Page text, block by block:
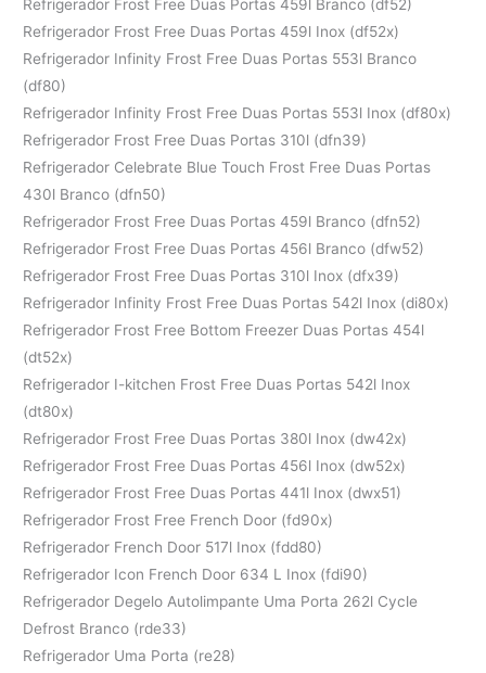
Refrigerador Frost Free Duas Portas 459l Branco (df52)
Refrigerador Frost Free Duas Portas 459l Inox (df52x)
Refrigerador Infinity Frost Free Duas Portas 553l Branco
(df80)
Refrigerador Infinity Frost Free Duas Portas 553l Inox (df80x)
Refrigerador Frost Free Duas Portas 310l (dfn39)
Refrigerador Celebrate Blue Touch Frost Free Duas Portas
430l Branco (dfn50)
Refrigerador Frost Free Duas Portas 459l Branco (dfn52)
Refrigerador Frost Free Duas Portas 456l Branco (dfw52)
Refrigerador Frost Free Duas Portas 310l Inox (dfx39)
Refrigerador Infinity Frost Free Duas Portas 542l Inox (di80x)
Refrigerador Frost Free Bottom Freezer Duas Portas 454l
(dt52x)
Refrigerador I-kitchen Frost Free Duas Portas 542l Inox
(dt80x)
Refrigerador Frost Free Duas Portas 380l Inox (dw42x)
Refrigerador Frost Free Duas Portas 456l Inox (dw52x)
Refrigerador Frost Free Duas Portas 441l Inox (dwx51)
Refrigerador Frost Free French Door (fd90x)
Refrigerador French Door 517l Inox (fdd80)
Refrigerador Icon French Door 634 L Inox (fdi90)
Refrigerador Degelo Autolimpante Uma Porta 262l Cycle
Defrost Branco (rde33)
Refrigerador Uma Porta (re28)